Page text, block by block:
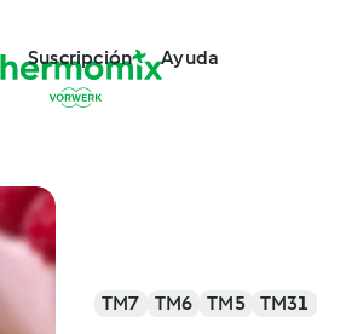
Suscripción Ayuda
TM7 TM6 TM5 TM31